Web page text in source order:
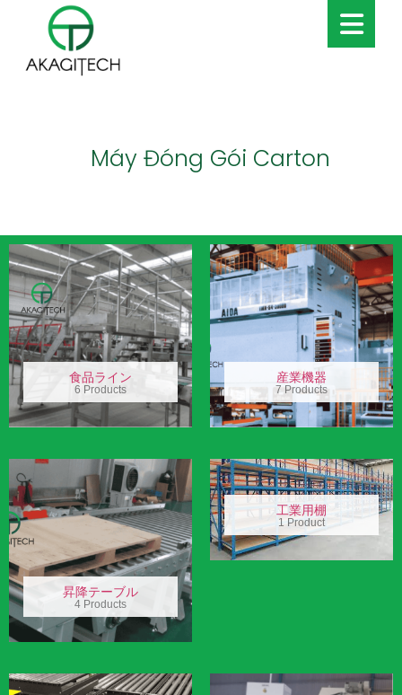
Máy Đóng Gói Carton
食品ライン
6 Products
産業機器
7 Products
昇降テーブル
4 Products
工業用棚
1 Product